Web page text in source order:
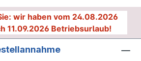
wir haben vom 24.08.2026
11.09.2026 Betriebsurlaub!